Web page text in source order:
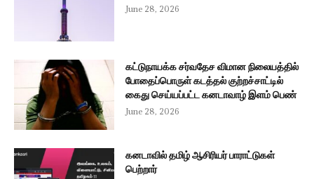
June 28, 2026
கட்டுநாயக்க சர்வதேச விமான நிலையத்தில்
போதைப்பொருள் கடத்தல் குற்றச்சாட்டில்
கைது செய்யப்பட்ட கனடாவாழ் இளம் பெண்
June 28, 2026
கனடாவில் தமிழ் ஆசிரியர் பாராட்டுகள்
பெற்றார்